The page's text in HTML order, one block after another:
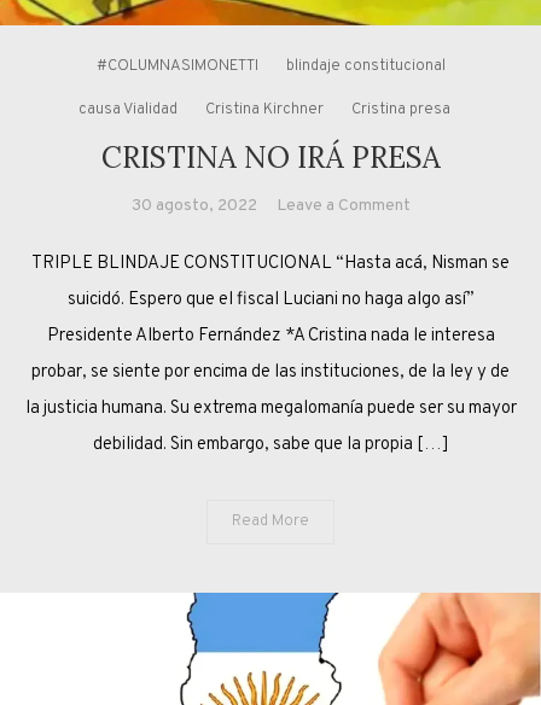
#COLUMNASIMONETTI blindaje constitucional
causa Vialidad Cristina Kirchner Cristina presa
CRISTINA NO IRÁ PRESA
30 agosto, 2022 Leave a Commenton
NO
IRÁ
PRESA
TRIPLE BLINDAJE CONSTITUCIONAL “Hasta acá, Nisman se
suicidó. Espero que el fiscal Luciani no haga algo así”
Presidente Alberto Fernández *A Cristina nada le interesa
probar, se siente por encima de las instituciones, de la ley y de
la justicia humana. Su extrema megalomanía puede ser su mayor
debilidad. Sin embargo, sabe que la propia […]
Read More